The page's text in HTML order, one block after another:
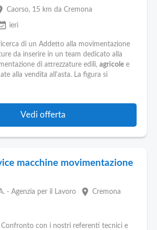
Caorso, 15 km da Cremona
ieri
di un Addetto alla movimentazione
da inserire in un team dedicato alla
di attrezzature edili, agricole e
alla vendita all'asta. La figura si
Vedi offerta
macchine movimentazione
- Agenzia per il Lavoro place Cremona
con i nostri referenti tecnici e